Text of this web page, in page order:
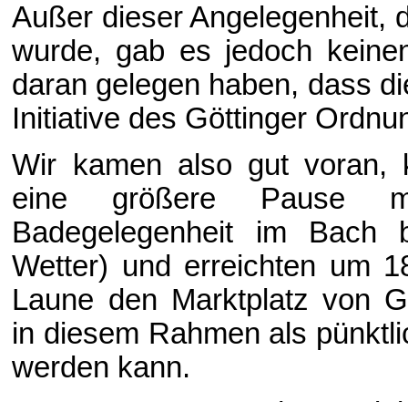
Außer dieser Angelegenheit,
wurde, gab es jedoch
daran gelegen haben, dass
Initiative des Göttinger
Wir kamen also gut voran,
eine größere Pause
Badegelegenheit im Bach
Wetter) und erreichten um
Laune den Marktplatz von
in diesem Rahmen als
werden kann.